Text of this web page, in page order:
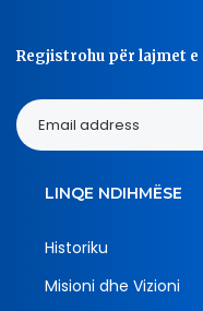
Regjistrohu për lajmet e
LINQE NDIHMËSE
Historiku
Misioni dhe Vizioni